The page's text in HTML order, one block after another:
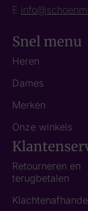
E
Snel menu
Heren
Dames
Merken
Onze winkels
Retourneren en
terugbetalen